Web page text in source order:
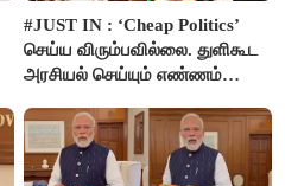
#JUST IN : ‘Cheap Politics’
செய்ய விரும்பவில்லை. துளிகூட
அரசியல் செய்யும் எண்ணம்
விஜய் பதில்!